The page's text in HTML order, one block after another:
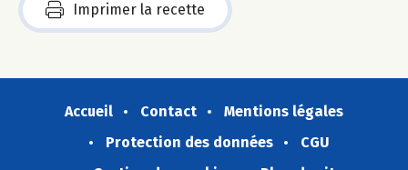
Imprimer la recette
Accueil Contact
Mentions légales
Protection des données
CGU